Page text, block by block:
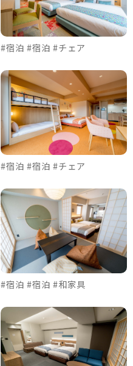
#宿泊 #宿泊 #チェア
#宿泊 #宿泊 #チェア
#宿泊 #宿泊 #和家具